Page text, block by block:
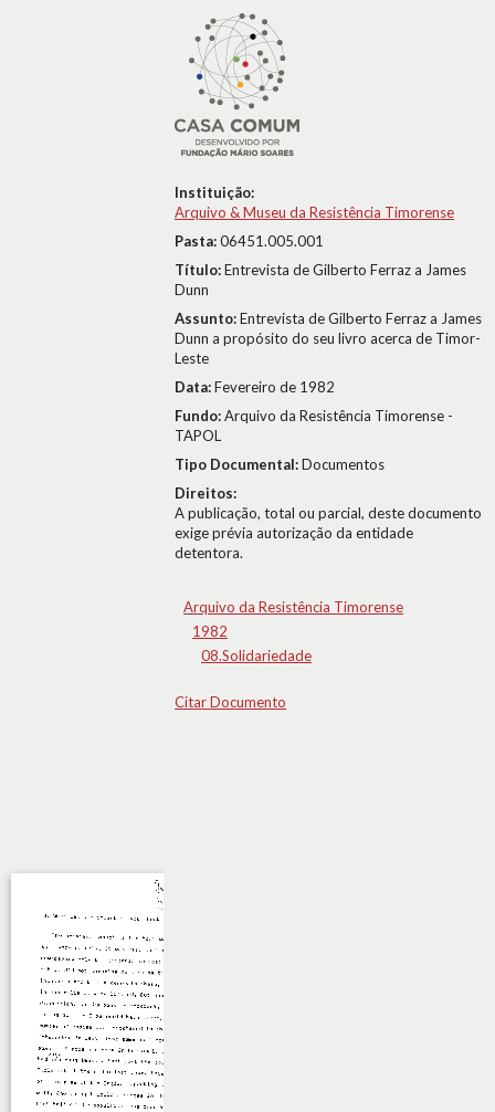
Instituição:
Arquivo & Museu da Resistência Timorense
Pasta:06451.005.001
Título:Entrevista de Gilberto Ferraz a James
Dunn
Assunto:Entrevista de Gilberto Ferraz a James
Dunn a propósito do seu livro acerca de Timor-
Leste
Data:Fevereiro de 1982
Fundo:Arquivo da Resistência Timorense -
TAPOL
Tipo Documental:Documentos
Direitos:
A publicação, total ou parcial, deste documento
exige prévia autorização da entidade
detentora.
Arquivo da Resistência Timorense
1982
08.Solidariedade
Citar Documento